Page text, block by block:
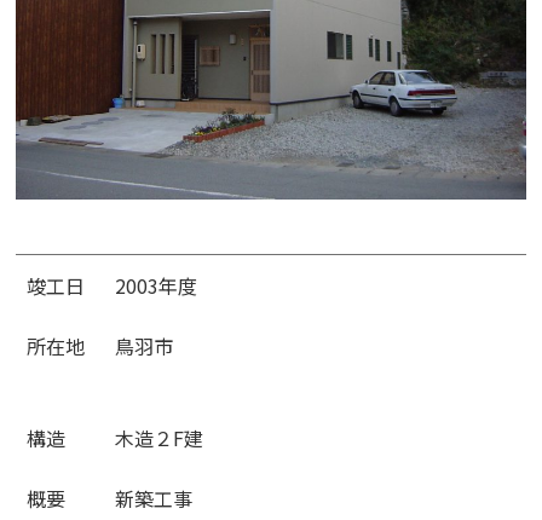
竣工日 2003年度
所在地 鳥羽市
構造 木造２F建
概要 新築工事